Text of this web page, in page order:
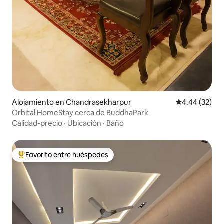
Alojamiento en Chandrasekharpur Calificación
4.44 (32)
Orbital HomeStay cerca de BuddhaPark
Calidad-precio · Ubicación · Baño
Favorito entre huéspedes preferido
Favorito entre huéspedes